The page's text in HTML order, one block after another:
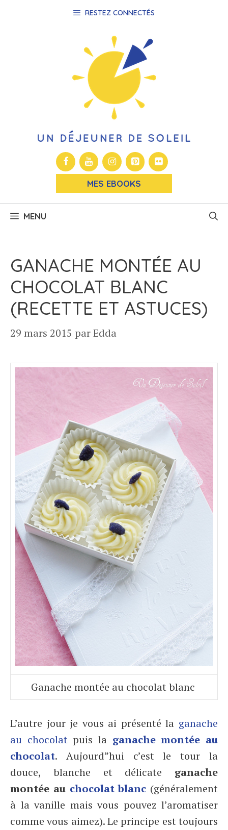
RESTEZ CONNECTÉS
MES EBOOKS
MENU
GANACHE MONTÉE AU
CHOCOLAT BLANC
(RECETTE ET ASTUCES)
29 mars 2015 parEdda
Ganache montée au chocolat blanc
L’autre jour je vous ai présenté la ganache
au chocolatpuis la ganache montée au
chocolat. Aujourd”hui c’est le tour la
douce, blanche et délicate ganache
montée au chocolat blanc (généralement
à la vanille mais vous pouvez l’aromatiser
comme vous aimez). Le principe est toujours